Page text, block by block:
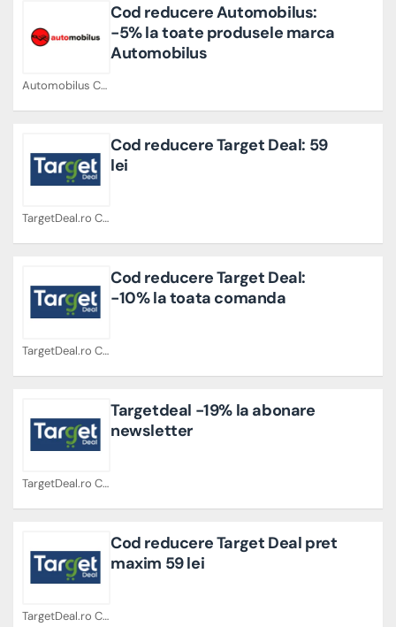
Automobilus Cupoane
Cod reducere Automobilus:
-5% la toate produsele marca
Automobilus
TargetDeal.ro Cupoane
Cod reducere Target Deal: 59
lei
TargetDeal.ro Cupoane
Cod reducere Target Deal:
-10% la toata comanda
TargetDeal.ro Cupoane
Targetdeal -19% la abonare
newsletter
TargetDeal.ro Cupoane
Cod reducere Target Deal pret
maxim 59 lei